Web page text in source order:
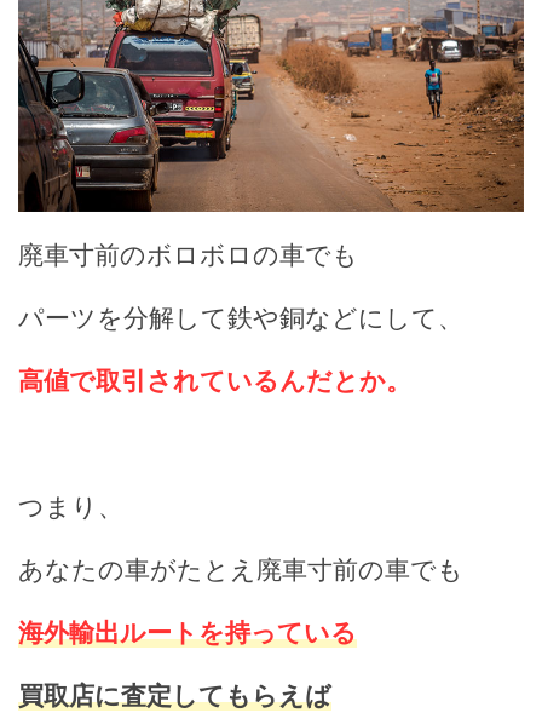
廃車寸前のボロボロの車でも
パーツを分解して鉄や銅などにして、
高値で取引されているんだとか。
つまり、
あなたの車がたとえ廃車寸前の車でも
海外輸出ルートを持っている
買取店に査定してもらえば